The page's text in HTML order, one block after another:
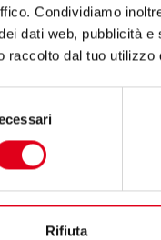
Condividiamo
dati web, pubblicità
raccolto dal tuo utilizzo
Rifiuta